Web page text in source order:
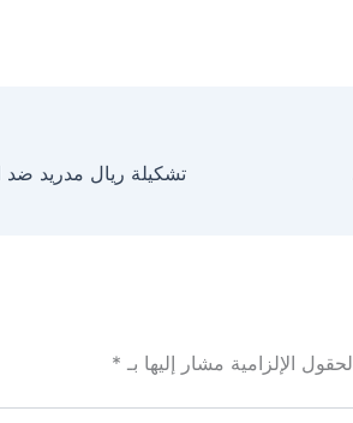
الإلزامية مشار إليها بـ *